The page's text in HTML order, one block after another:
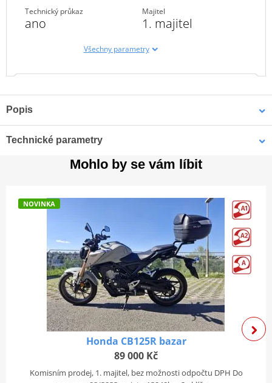
Technický průkaz
ano
Majitel
1. majitel
Všechny parametry
Popis
prvním majiteli.
Kupováno a servisováno K2moto.
Výbava: Hliníková mřížka chladiče, padací protektory, zásuvka,
i štít
Datum první registrace 8/2019.
, 2x klíč, kompletní
dokumentace.
2019
ccm
11836 km
Česká republika
Technické parametry
2019
Objem
70 kW
Mohlo by se vám líbit
NOVINKA
Honda CB125R bazar
89 000 Kč
Komisním prodej, 1. majitel, bez možnosti odpočtu DPH Do